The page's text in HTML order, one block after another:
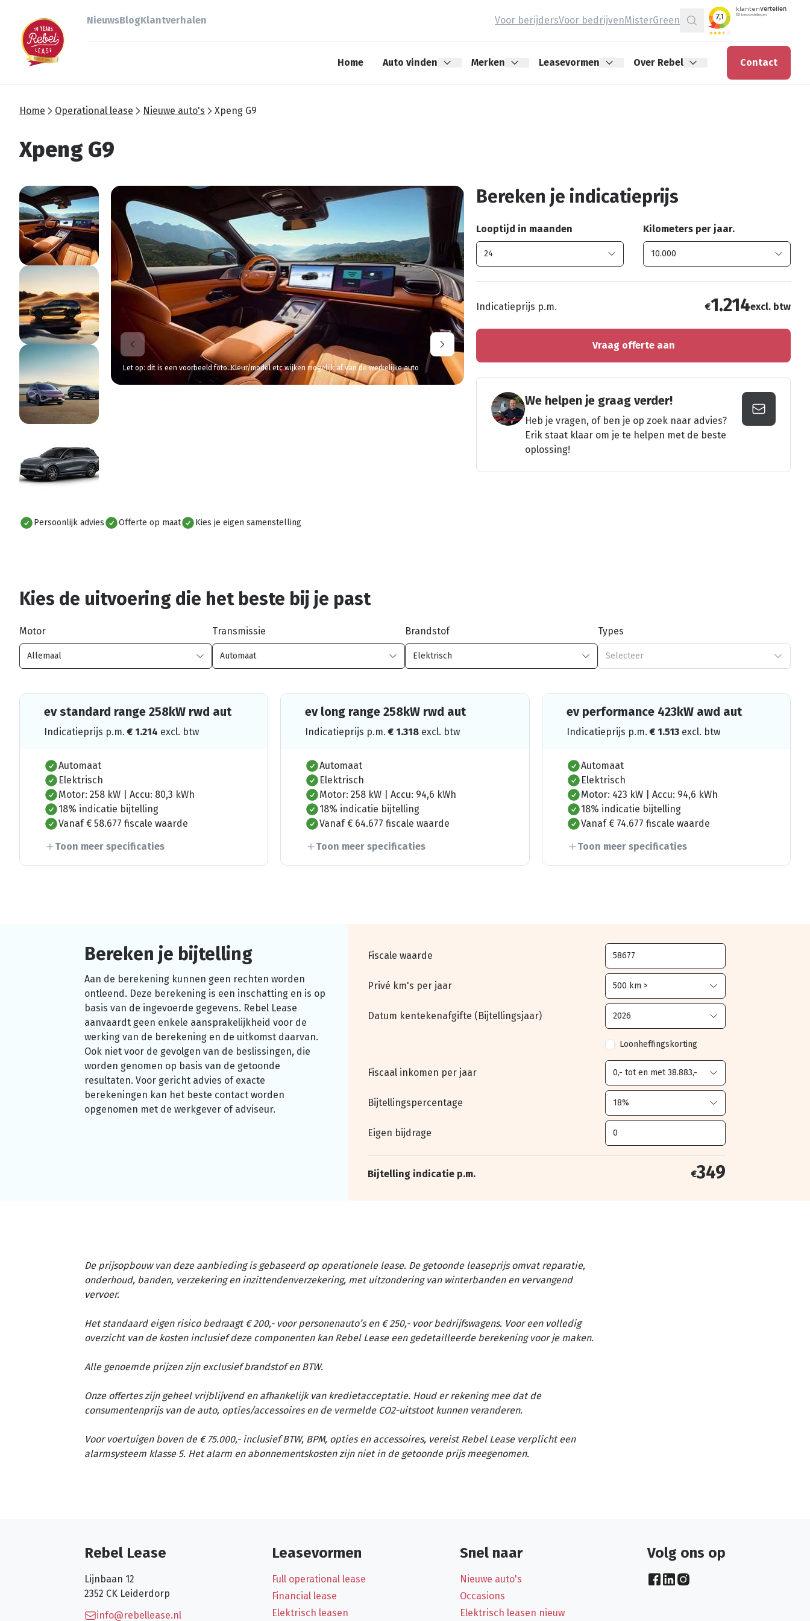
NieuwsBlogKlantverhalen Voor berijdersVoor bedrijvenMisterGreen
Zoeken
Home Auto vinden Merken Leasevormen Over Rebel Contact
Home Operational lease Nieuwe auto's Xpeng G9
Xpeng G9
Alles bekijken
Let op: dit is een voorbeeld foto. Kleur/model etc wijken mogelijk af van de werkelijke auto
Persoonlijk advies Offerte op maat Kies je eigen samenstelling
Bereken je indicatieprijs
Looptijd in maanden Kilometers per jaar.
Indicatieprijs p.m. €1.214excl. btw
Vraag offerte aan
We helpen je graag verder!
Heb je vragen, of ben je op zoek naar advies?
Erik staat klaar om je te helpen met de beste
oplossing!
Kies de uitvoering die het beste bij je past
Motor Transmissie Brandstof Types
Selecteer
ev standard range 258kW rwd aut
Indicatieprijs p.m.€ 1.214 excl. btw
Automaat
Elektrisch
Motor: 258 kW | Accu: 80,3 kWh
18% indicatie bijtelling
Vanaf € 58.677 fiscale waarde
Toon meer specificaties
ev long range 258kW rwd aut
Indicatieprijs p.m.€ 1.318 excl. btw
Automaat
Elektrisch
Motor: 258 kW | Accu: 94,6 kWh
18% indicatie bijtelling
Vanaf € 64.677 fiscale waarde
Toon meer specificaties
ev performance 423kW awd aut
Indicatieprijs p.m.€ 1.513 excl. btw
Automaat
Elektrisch
Motor: 423 kW | Accu: 94,6 kWh
18% indicatie bijtelling
Vanaf € 74.677 fiscale waarde
Toon meer specificaties
Bereken je bijtelling
Aan de berekening kunnen geen rechten worden
ontleend. Deze berekening is een inschatting en is op
basis van de ingevoerde gegevens. Rebel Lease
aanvaardt geen enkele aansprakelijkheid voor de
werking van de berekening en de uitkomst daarvan.
Ook niet voor de gevolgen van de beslissingen, die
worden genomen op basis van de getoonde
resultaten. Voor gericht advies of exacte
berekeningen kan het beste contact worden
opgenomen met de werkgever of adviseur.
Fiscale waarde
Privé km's per jaar
Datum kentekenafgifte (Bijtellingsjaar)
Loonheffingskorting
Fiscaal inkomen per jaar
Bijtellingspercentage
Eigen bijdrage
Bijtelling indicatie p.m. €349
De prijsopbouw van deze aanbieding is gebaseerd op operationele lease. De getoonde leaseprijs omvat reparatie,
onderhoud, banden, verzekering en inzittendenverzekering, met uitzondering van winterbanden en vervangend
vervoer.
Het standaard eigen risico bedraagt € 200,- voor personenauto’s en € 250,- voor bedrijfswagens. Voor een volledig
overzicht van de kosten inclusief deze componenten kan Rebel Lease een gedetailleerde berekening voor je maken.
Alle genoemde prijzen zijn exclusief brandstof en BTW.
Onze offertes zijn geheel vrijblijvend en afhankelijk van kredietacceptatie. Houd er rekening mee dat de
consumentenprijs van de auto, opties/accessoires en de vermelde CO2-uitstoot kunnen veranderen.
Voor voertuigen boven de € 75.000,- inclusief BTW, BPM, opties en accessoires, vereist Rebel Lease verplicht een
alarmsysteem klasse 5. Het alarm en abonnementskosten zijn niet in de getoonde prijs meegenomen.
Rebel Lease
Lijnbaan 12
2352 CK Leiderdorp
info@rebellease.nl
Leasevormen
Full operational lease
Financial lease
Elektrisch leasen
Snel naar
Nieuwe auto's
Occasions
Elektrisch leasen nieuw
Volg ons op